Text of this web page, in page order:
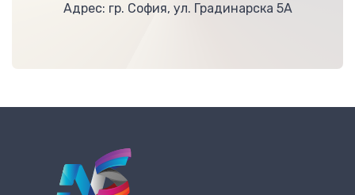
Адрес: гр. София, ул. Градинарска 5А